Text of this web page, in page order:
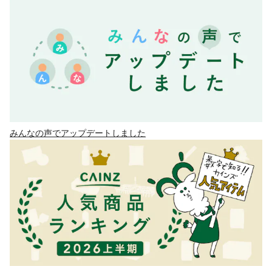
みんなの声でアップデートしました